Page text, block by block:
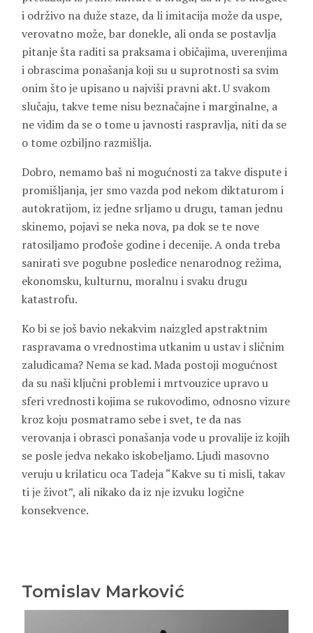
i održivo na duže staze, da li imitacija može da uspe,
verovatno može, bar donekle, ali onda se postavlja
pitanje šta raditi sa praksama i običajima, uverenjima
i obrascima ponašanja koji su u suprotnosti sa svim
onim što je upisano u najviši pravni akt. U svakom
slučaju, takve teme nisu beznačajne i marginalne, a
ne vidim da se o tome u javnosti raspravlja, niti da se
o tome ozbiljno razmišlja.
Dobro, nemamo baš ni mogućnosti za takve dispute i
promišljanja, jer smo vazda pod nekom diktaturom i
autokratijom, iz jedne srljamo u drugu, taman jednu
skinemo, pojavi se neka nova, pa dok se te nove
ratosiljamo prođoše godine i decenije. A onda treba
sanirati sve pogubne posledice nenarodnog režima,
ekonomsku, kulturnu, moralnu i svaku drugu
katastrofu.
Ko bi se još bavio nekakvim naizgled apstraktnim
raspravama o vrednostima utkanim u ustav i sličnim
zaludicama? Nema se kad. Mada postoji mogućnost
da su naši ključni problemi i mrtvouzice upravo u
sferi vrednosti kojima se rukovodimo, odnosno vizure
kroz koju posmatramo sebe i svet, te da nas
verovanja i obrasci ponašanja vode u provalije iz kojih
se posle jedva nekako iskobeljamo. Ljudi masovno
veruju u krilaticu oca Tadeja “Kakve su ti misli, takav
ti je život”, ali nikako da iz nje izvuku logične
konsekvence.
Tomislav Marković